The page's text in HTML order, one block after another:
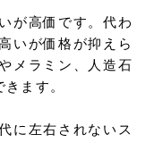
が高価です。代わ
いが価格が抑えら
メラミン、人造石
ます。
に左右されないス